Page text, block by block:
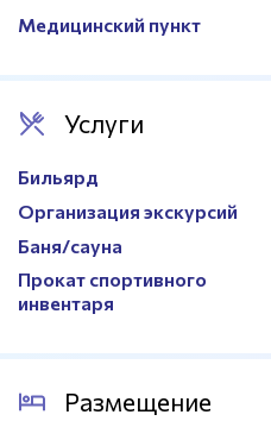
Медицинский пункт
Услуги
Бильярд
Организация экскурсий
Баня/сауна
Прокат спортивного
инвентаря
Размещение